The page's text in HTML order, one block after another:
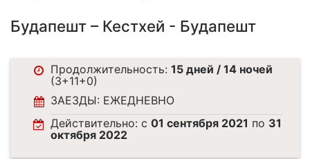
Будапешт – Кестхей - Будапешт
Продолжительность:15 дней / 14 ночей
(3+11+0)
ЗАЕЗДЫ: ЕЖЕДНЕВНО
Действительно: c01 сентября 2021 по 31
октября 2022